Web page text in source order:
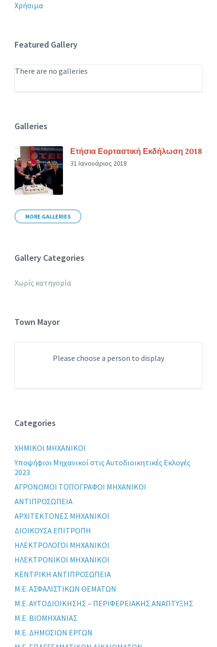
Χρήσιμα
Featured Gallery
There are no galleries
Galleries
Ετήσια Εορταστική Εκδήλωση 2018
31 Ιανουάριος 2018
MORE GALLERIES
Gallery Categories
Χωρίς κατηγορία
Town Mayor
Please choose a person to display
Categories
XHMIKOI MHXANIKOI
Yποψήφιοι Μηχανικοί στις Αυτοδιοικητικές Εκλογές
2023
ΑΓΡΟΝΟΜΟΙ ΤΟΠΟΓΡΑΦΟΙ ΜΗΧΑΝΙΚΟΙ
ΑΝΤΙΠΡΟΣΩΠΕΙΑ
ΑΡΧΙΤΕΚΤΟΝΕΣ ΜΗΧΑΝΙΚΟΙ
ΔΙΟΙΚΟΥΣΑ ΕΠΙΤΡΟΠΗ
ΗΛΕΚΤΡΟΛΟΓΟΙ ΜΗΧΑΝΙΚΟΙ
ΗΛΕΚΤΡΟΝΙΚΟΙ ΜΗΧΑΝΙΚΟΙ
ΚΕΝΤΡΙΚΗ ΑΝΤΙΠΡΟΣΩΠΕΙΑ
Μ.Ε. ΑΣΦΑΛΙΣΤΙΚΩΝ ΘΕΜΑΤΩΝ
Μ.Ε. ΑΥΤΟΔΙΟΙΚΗΣΗΣ – ΠΕΡΙΦΕΡΕΙΑΚΗΣ ΑΝΑΠΤΥΞΗΣ
Μ.Ε. ΒΙΟΜΗΧΑΝΙΑΣ
Μ.Ε. ΔΗΜΟΣΙΩΝ ΕΡΓΩΝ